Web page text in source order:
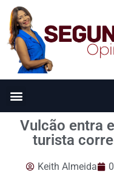
Vulcão entra
turista
Keith Almeida